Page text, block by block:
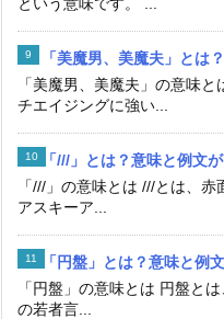
「美魔男、美魔夫」とは
「美魔男、美魔夫」の意味
チエイジングに強い...
「///」とは？意味と例文
「///」の意味とは ///とは、
アスキーア...
「円盤」とは？意味と例
「円盤」の意味とは 円盤と
の若者言...